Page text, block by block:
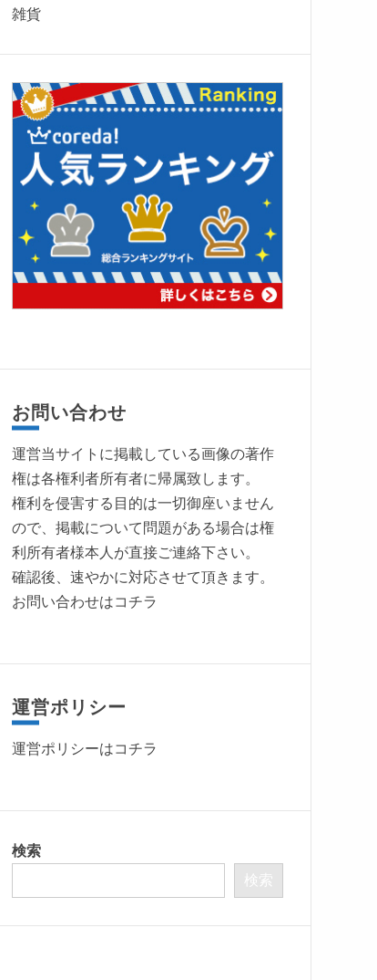
雑貨
お問い合わせ
運営当サイトに掲載している画像の著作
権は各権利者所有者に帰属致します。
権利を侵害する目的は一切御座いません
ので、掲載について問題がある場合は権
利所有者様本人が直接ご連絡下さい。
確認後、速やかに対応させて頂きます。
お問い合わせはコチラ
運営ポリシー
運営ポリシーはコチラ
検索
検索